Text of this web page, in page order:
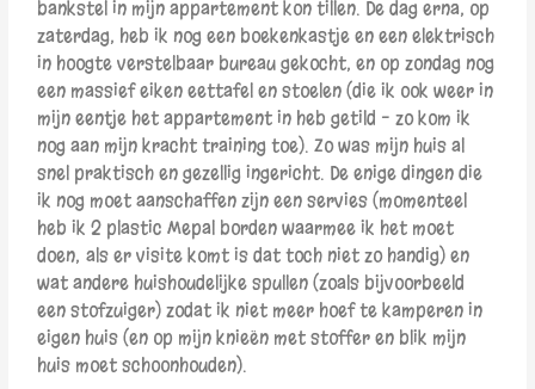
bankstel in mijn appartement kon tillen. De dag erna, op
zaterdag, heb ik nog een boekenkastje en een elektrisch
in hoogte verstelbaar bureau gekocht, en op zondag nog
een massief eiken eettafel en stoelen (die ik ook weer in
mijn eentje het appartement in heb getild – zo kom ik
nog aan mijn kracht training toe). Zo was mijn huis al
snel praktisch en gezellig ingericht. De enige dingen die
ik nog moet aanschaffen zijn een servies (momenteel
heb ik 2 plastic Mepal borden waarmee ik het moet
doen; als er visite komt is dat toch niet zo handig) en
wat andere huishoudelijke spullen (zoals bijvoorbeeld
een stofzuiger) zodat ik niet meer hoef te kamperen in
eigen huis (en op mijn knieën met stoffer en blik mijn
huis moet schoonhouden).